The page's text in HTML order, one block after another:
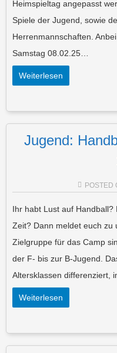
Heimspieltag angepasst
Spiele der Jugend, sowie
Herrenmannschaften.
Samstag 08.02.25…
Weiterlesen
Jugend:
POSTED
Ihr habt Lust auf
Zeit? Dann meldet euch zu
Zielgruppe für das Camp
der F- bis zur B-Jugend.
Altersklassen differenziert,
Weiterlesen